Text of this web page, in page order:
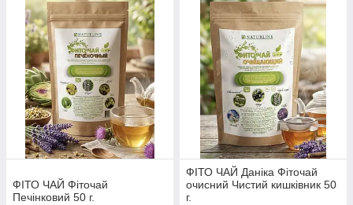
ФІТО ЧАЙ Фіточай
Печінковий 50 г.
ФІТО ЧАЙ Даніка Фіточай
очисний Чистий кишківник 50
г.